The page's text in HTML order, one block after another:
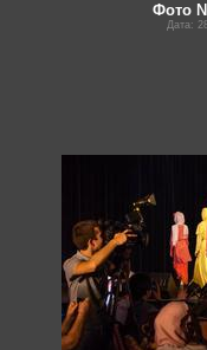
Фото
Дата: